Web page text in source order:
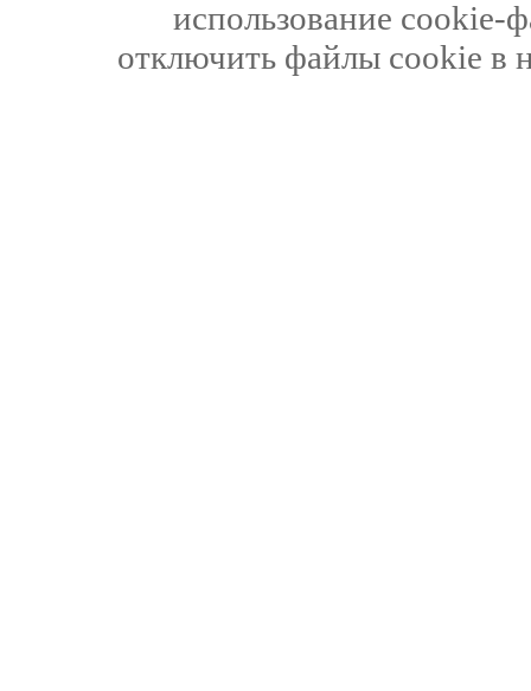
использование cookie-
отключить файлы cookie в